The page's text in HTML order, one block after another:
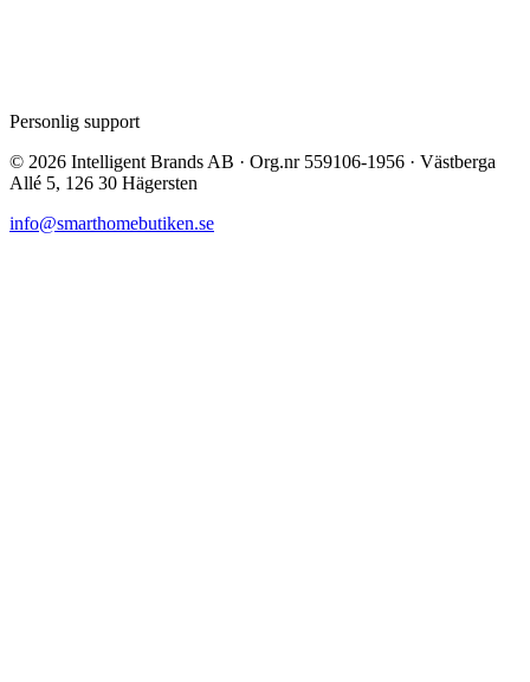
Personlig support
© 2026 Intelligent Brands AB · Org.nr 559106-1956 · Västberga
Allé 5, 126 30 Hägersten
info@smarthomebutiken.se